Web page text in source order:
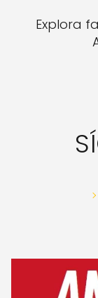
Explora